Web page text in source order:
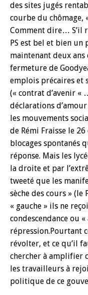
des sites jugés
courbe du chômage,
Comment dire… S’il
PS est bel et bien
maintenant deux
fermeture de
emplois précaires et
(« contrat d’avenir «
déclarations
les mouvements
de Rémi Fraisse le
blocages spontanés
réponse. Mais les
la droite et par
tweeté que les
sèche des cours » (le
« gauche » ils ne
condescendance ou
répression.Pourtant
révolter, et ce qu’il
chercher à amplifier
les travailleurs à
politique de ce